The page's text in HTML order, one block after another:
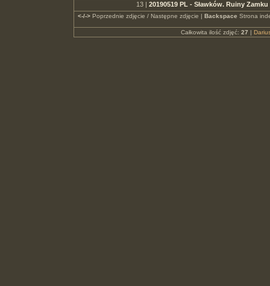
13 | 20190519 PL - Sławków. Ruiny
<-/->Poprzednie zdjęcie / Następne zdjęcie | Backspace Strona
Całkowita ilość zdjęć: 27 |